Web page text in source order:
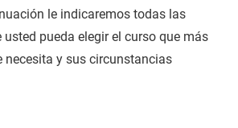
le indicaremos todas las
pueda elegir el curso que más
necesita y sus circunstancias